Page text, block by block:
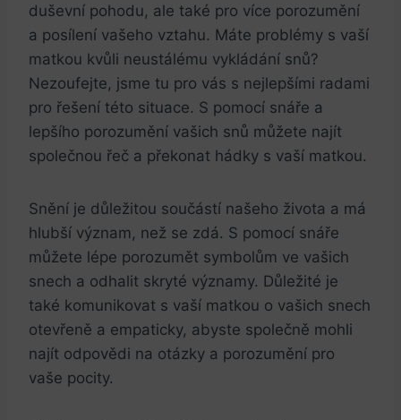
duševní pohodu, ale také pro více porozumění
a posílení vašeho vztahu. Máte problémy s vaší
matkou kvůli neustálému vykládání snů?
Nezoufejte, jsme tu pro vás s nejlepšími radami
pro řešení této situace. S pomocí snáře a
lepšího porozumění vašich snů můžete najít
společnou řeč a překonat hádky s vaší matkou.
Snění je důležitou součástí našeho života a má
hlubší význam, než se zdá. S pomocí snáře
můžete lépe porozumět symbolům ve vašich
snech a odhalit skryté významy. Důležité je
také komunikovat s vaší matkou o vašich snech
otevřeně a empaticky, abyste společně mohli
najít odpovědi na otázky a porozumění pro
vaše pocity.